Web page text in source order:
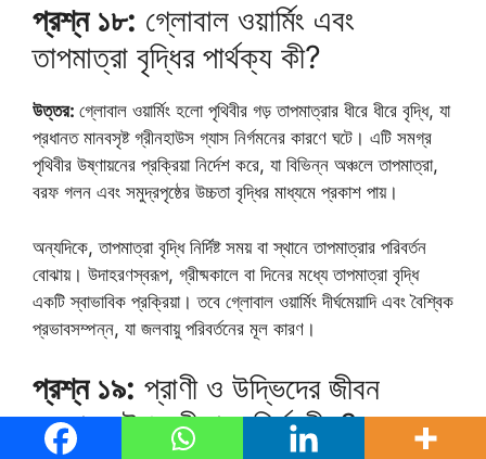
প্রশ্ন ১৮: গ্লোবাল ওয়ার্মিং এবং
তাপমাত্রা বৃদ্ধির পার্থক্য কী?
উত্তর: গ্লোবাল ওয়ার্মিং হলো পৃথিবীর গড় তাপমাত্রার ধীরে ধীরে বৃদ্ধি, যা
প্রধানত মানবসৃষ্ট গ্রীনহাউস গ্যাস নির্গমনের কারণে ঘটে। এটি সমগ্র
পৃথিবীর উষ্ণায়নের প্রক্রিয়া নির্দেশ করে, যা বিভিন্ন অঞ্চলে তাপমাত্রা,
বরফ গলন এবং সমুদ্রপৃষ্ঠের উচ্চতা বৃদ্ধির মাধ্যমে প্রকাশ পায়।
অন্যদিকে, তাপমাত্রা বৃদ্ধি নির্দিষ্ট সময় বা স্থানে তাপমাত্রার পরিবর্তন
বোঝায়। উদাহরণস্বরূপ, গ্রীষ্মকালে বা দিনের মধ্যে তাপমাত্রা বৃদ্ধি
একটি স্বাভাবিক প্রক্রিয়া। তবে গ্লোবাল ওয়ার্মিং দীর্ঘমেয়াদি এবং বৈশ্বিক
প্রভাবসম্পন্ন, যা জলবায়ু পরিবর্তনের মূল কারণ।
প্রশ্ন ১৯: প্রাণী ও উদ্ভিদের জীবন
জলবায়ুর উপর কীভাবে নির্ভরশীল?